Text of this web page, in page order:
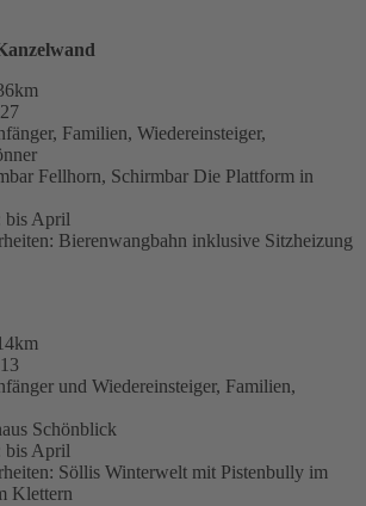
Familien, Wiedereinsteiger,
Fellhorn, Schirmbar Die Plattform in
bis April
Bierenwangbahn inklusive Sitzheizung
und Wiedereinsteiger, Familien,
Schönblick
bis April
Söllis Winterwelt mit Pistenbully im
Klettern